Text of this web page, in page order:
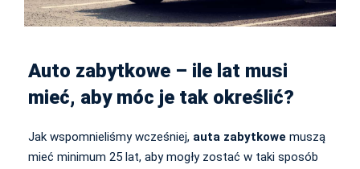
Auto zabytkowe – ile lat musi
mieć, aby móc je tak określić?
Jak wspomnieliśmy wcześniej, auta zabytkowe muszą
mieć minimum 25 lat, aby mogły zostać w taki sposób